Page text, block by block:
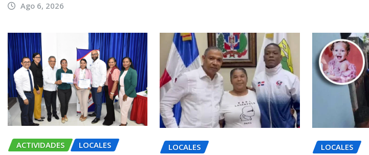
Ago 6, 2026
ACTIVIDADES LOCALES LOCALES LOCALES